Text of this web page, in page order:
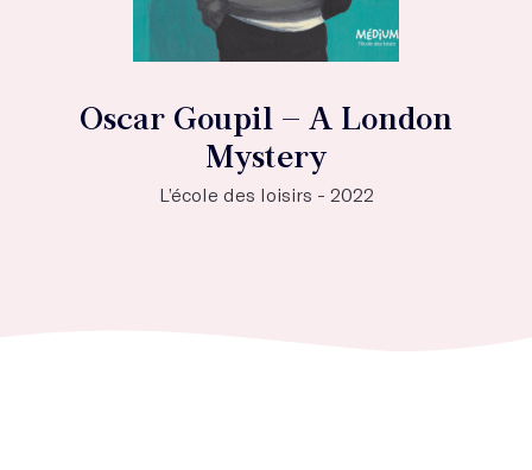
Oscar Goupil – A London
Mystery
L’école des loisirs - 2022